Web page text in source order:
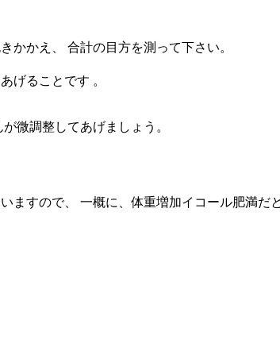
かかえ、 合計の目方を測って下さい。
げることです 。
微調整してあげましょう。
すので、 一概に、体重増加イコール肥満だ